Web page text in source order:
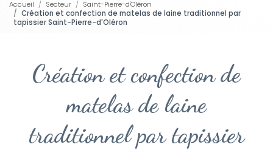
Accueil Secteur
Saint-Pierre-d'Oléron
Création et confection de matelas de laine traditionnel par
tapissier Saint-Pierre-d'Oléron
Création et confection de
matelas de laine
traditionnel par tapissier